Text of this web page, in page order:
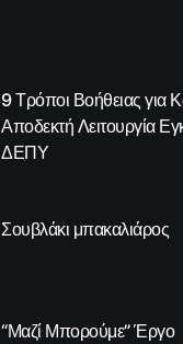
9 Τρόποι Βοήθειας για
Αποδεκτή Λειτουργία
ΔΕΠΥ
Σουβλάκι μπακαλιάρος
“Μαζί Μπορούμε” Έργο